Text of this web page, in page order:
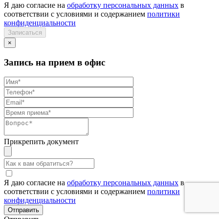
Я даю согласие на обработку персональных данных в
соответствии с условиями и содержанием политики
конфиденциальности
×
Запись на прием в офис
Прикрепить документ
Я даю согласие на обработку персональных данных в
соответствии с условиями и содержанием политики
конфиденциальности